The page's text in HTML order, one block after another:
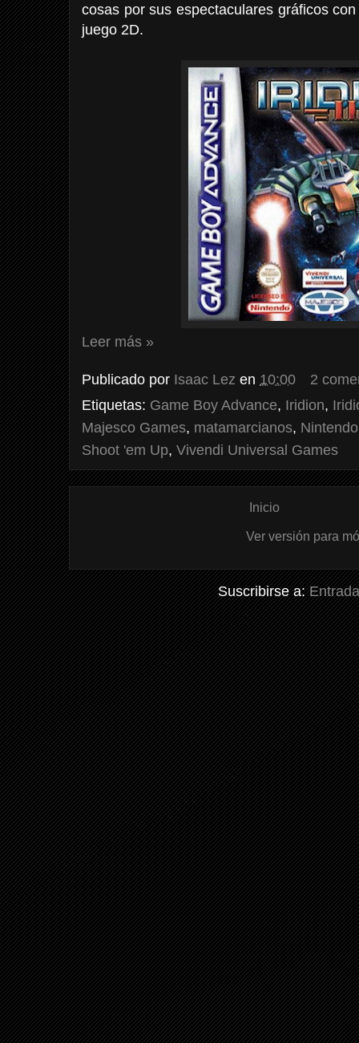
cosas por sus espectaculares gráficos
juego 2D.
Leer más »
Publicado por Isaac Lez en 10:00
2
Etiquetas: Game Boy Advance, Iridion,
Majesco Games, matamarcianos, Nintendo
Shoot 'em Up, Vivendi Universal Games
Inicio
Ver versión para
Suscribirse a: